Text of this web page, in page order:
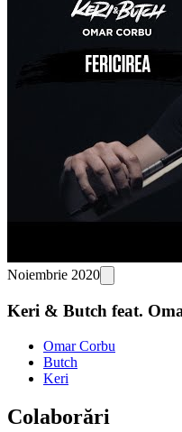
Noiembrie 2020
Keri & Butch feat.
Omar Corbu
Butch
Keri
Colaborări